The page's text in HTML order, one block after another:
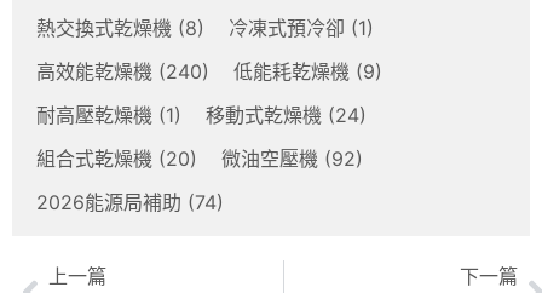
熱交換式乾燥機 (8) 冷凍式預冷卻 (1)
高效能乾燥機 (240) 低能耗乾燥機 (9)
耐高壓乾燥機 (1) 移動式乾燥機 (24)
組合式乾燥機 (20) 微油空壓機 (92)
2026能源局補助 (74)
上一篇 下一篇